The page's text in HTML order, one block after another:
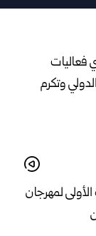
لمهرجان